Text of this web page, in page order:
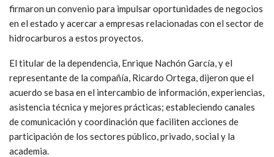
firmaron un convenio para impulsar oportunidades de negocios
en el estado y acercar a empresas relacionadas con el sector de
hidrocarburos a estos proyectos.
El titular de la dependencia, Enrique Nachón García, y el
representante de la compañía, Ricardo Ortega, dijeron que el
acuerdo se basa en el intercambio de información, experiencias,
asistencia técnica y mejores prácticas; estableciendo canales
de comunicación y coordinación que faciliten acciones de
participación de los sectores público, privado, social y la
academia.